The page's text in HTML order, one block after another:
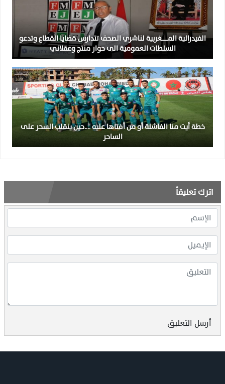
الفيدرالية المــــــغربية لناشري الصحف تتدارس قضايا القطاع وتدعو
السلطات العمومية الى حوار منتج وعقلاني
خطة أيت منا الفاشلة أو من أفتاها عليه ….حين ينقلب السحر على
الساحر
اترك تعليقاً
أرسل التعليق